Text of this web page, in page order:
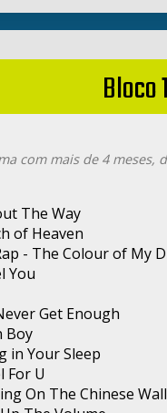
Bloco 1
com mais de 4 meses,
The Way
of Heaven
- The Colour of My
You
Get Enough
Boy
in Your Sleep
For U
On The Chinese Wall